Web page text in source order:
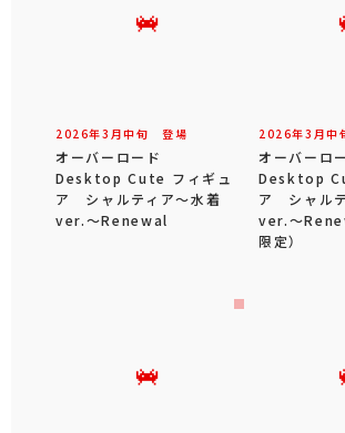
2026年3 月中旬 登場
オーバーロード
Desktop Cute フィギュ
ア シャルティア～水着
ver.～Renewal
2026年3 月中
オーバーロ
Desktop
ア シャル
ver.～
限定）